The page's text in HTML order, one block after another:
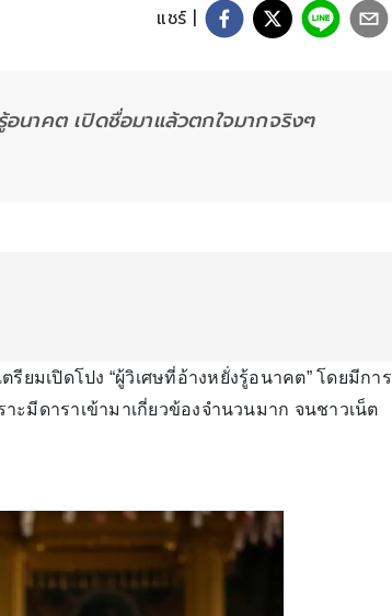
แชร์ |
าคต เปิดชื่อมาแล้วตกใจมากจริงๆ
ยมเปิดโปง “ผู้วิเศษที่อ้างหยั่งรู้อนาคต” โดยมีการ
ะมีดาราเข้ามาเกี่ยวข้องจำนวนมาก จนชาวเน็ต